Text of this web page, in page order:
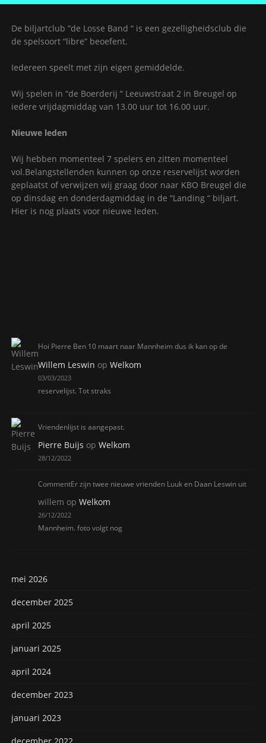
De biljartclub “de Losse Band “ is een gezelligheidsclub die
de spelsoort “libre“ beoefent.
Iedereen speelt met zijn eigen gemiddelde.
Wij spelen in “de Boerderij “ Leeuwstraat 2 in Breugel op
iedere vrijdagmiddag van 13.00 uur tot 16.00 uur.
Nieuwe leden
Wij hebben momenteel 7 spelers en zitten momenteel
vol.Belangstellenden kunnen op onze reservelijst worden
geplaatst of verwijzen wij graag door naar KBO Breugel die
op dinsdag en donderdagmiddag in de “Landing “ biljart.
Hier is nog plaats voor nieuwe leden.
Willem Leswin opWelkom
03/03/2023
Hoi Pierre Ben 10 maart naar Mannheim dus ik kan op de
reservelijst. Tot straks
Pierre Buijs opWelkom
28/12/2022
Vriendenlijst is aangepast.
willem opWelkom
26/12/2022
CommentEr zijn twee nieuwe vrienden Luuk en Daan Leswin uit
Mannheim. foto volgt nog
mei 2026
december 2025
april 2025
januari 2025
april 2024
december 2023
januari 2023